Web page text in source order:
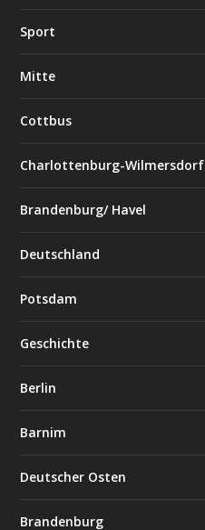
Sport
Mitte
Cottbus
Charlottenburg-Wilmersdorf
Brandenburg/ Havel
Deutschland
Potsdam
Geschichte
Berlin
Barnim
Deutscher Osten
Brandenburg